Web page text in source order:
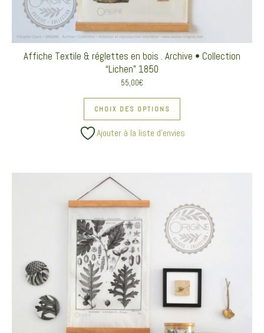
Affiche Textile & réglettes en bois . Archive • Collection
“Lichen” 1850
55,00€
CHOIX DES OPTIONS
Ce produit a plusieurs
Ajouter à la liste d’envies